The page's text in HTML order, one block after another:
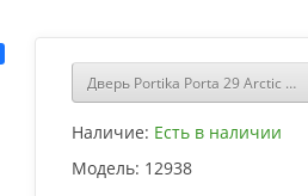
Дверь Portika Porta 29 Arctic
Наличие: Есть в наличии
Модель: 12938